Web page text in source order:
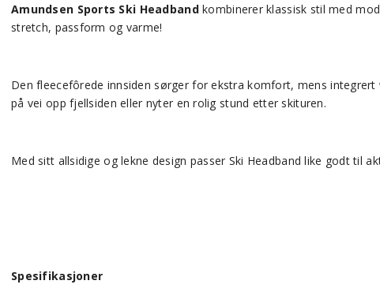
Amundsen Sports Ski Headbandkombinerer klassisk stil med
stretch, passform og varme!
Den fleecefôrede innsiden sørger for ekstra komfort, mens
på vei opp fjellsiden eller nyter en rolig stund etter skituren.
Med sitt allsidige og lekne design passer Ski Headband like godt til
Spesifikasjoner